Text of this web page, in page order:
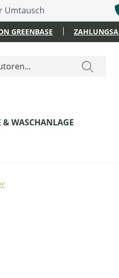
Umtausch
GREENBASE
& WASCHANLAGE